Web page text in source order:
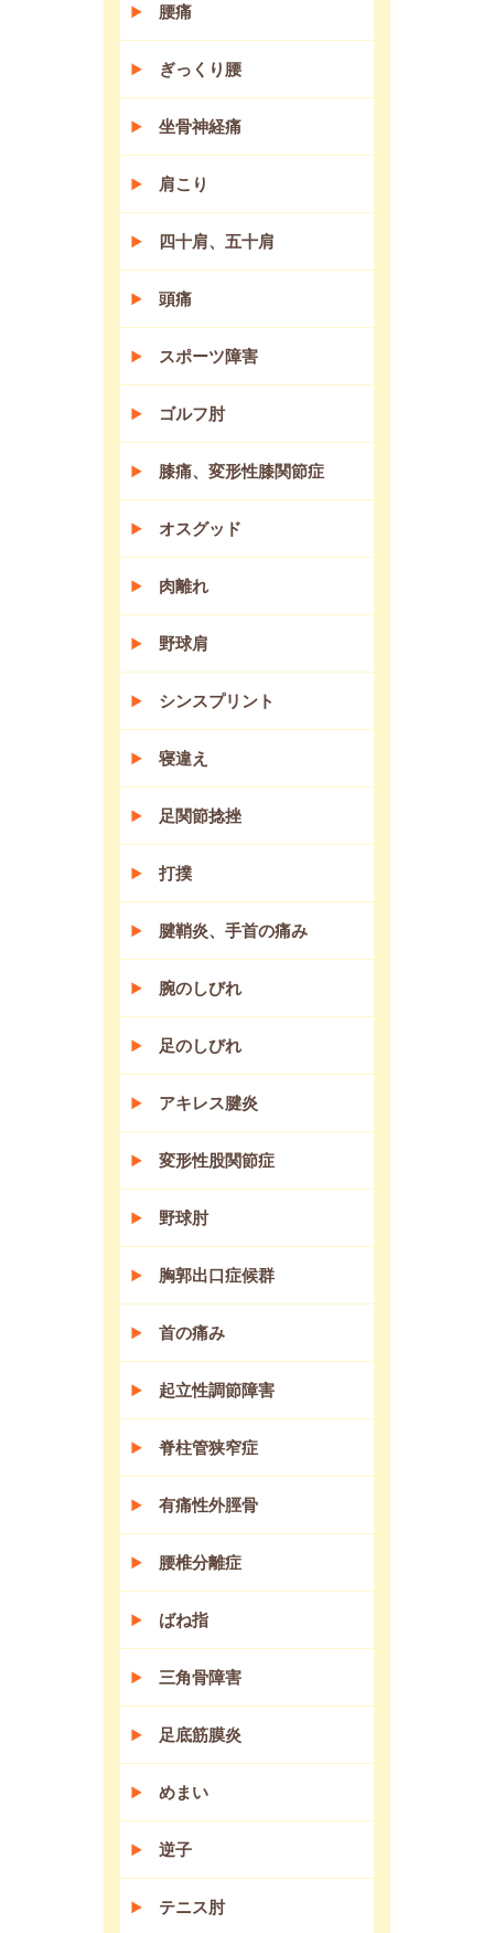
腰痛
ぎっくり腰
坐骨神経痛
肩こり
四十肩、五十肩
頭痛
スポーツ障害
ゴルフ肘
膝痛、変形性膝関節症
オスグッド
肉離れ
野球肩
シンスプリント
寝違え
足関節捻挫
打撲
腱鞘炎、手首の痛み
腕のしびれ
足のしびれ
アキレス腱炎
変形性股関節症
野球肘
胸郭出口症候群
首の痛み
起立性調節障害
脊柱管狭窄症
有痛性外脛骨
腰椎分離症
ばね指
三角骨障害
足底筋膜炎
めまい
逆子
テニス肘